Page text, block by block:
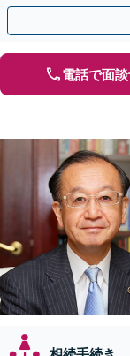
解決が可能です。ぜひ
電話で面